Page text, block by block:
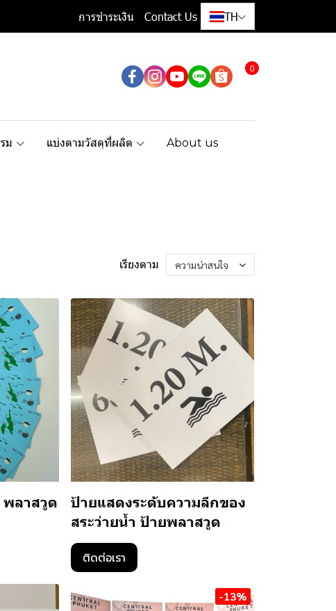
การชำระเงิน Contact Us TH
0
ม แบ่งตามวัสดุที่ผลิต About us
เรียงตาม ความน่าสนใจ
ลาสวูด
ป้ายแสดงระดับความลึกของ
สระว่ายน้ำ ป้ายพลาสวูด
ติดต่อเรา
-13%